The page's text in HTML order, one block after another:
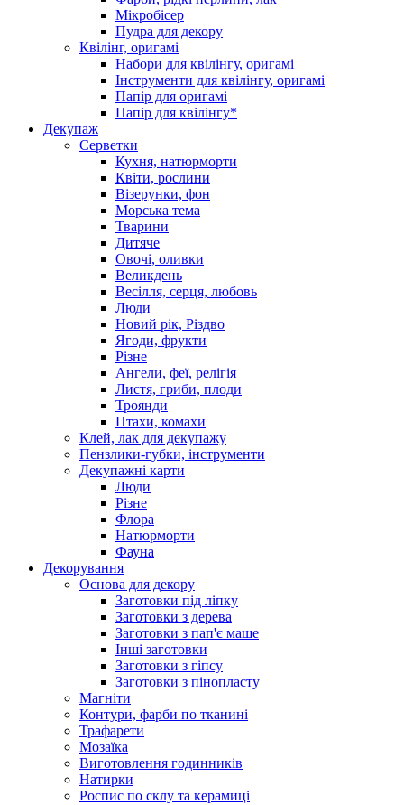
Мікробісер
Пудра для декору
Квілінг, оригамі
Набори для квілінгу, оригамі
Інструменти для квілінгу, оригамі
Папір для оригамі
Папір для квілінгу*
Декупаж
Серветки
Кухня, натюрморти
Квіти, рослини
Візерунки, фон
Морська тема
Тварини
Дитяче
Овочі, оливки
Великдень
Весілля, серця, любовь
Люди
Новий рік, Різдво
Ягоди, фрукти
Різне
Ангели, феї, релігія
Листя, гриби, плоди
Троянди
Птахи, комахи
Клей, лак для декупажу
Пензлики-губки, інструменти
Декупажні карти
Люди
Різне
Флора
Натюрморти
Фауна
Декорування
Основа для декору
Заготовки під ліпку
Заготовки з дерева
Заготовки з пап'є маше
Інші заготовки
Заготовки з гіпсу
Заготовки з пінопласту
Магніти
Контури, фарби по тканині
Трафарети
Мозаїка
Виготовлення годинників
Натирки
Роспис по склу та керамиці